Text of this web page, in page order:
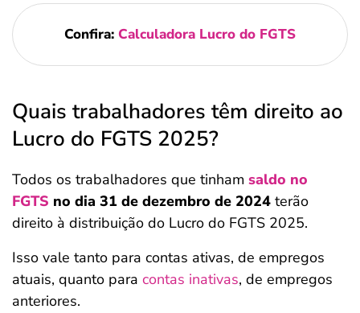
Confira: Calculadora Lucro do FGTS
Quais trabalhadores têm direito ao
Lucro do FGTS 2025?
Todos os trabalhadores que tinham saldo no
FGTS no dia 31 de dezembro de 2024 terão
direito à distribuição do Lucro do FGTS 2025.
Isso vale tanto para contas ativas, de empregos
atuais, quanto para contas inativas, de empregos
anteriores.